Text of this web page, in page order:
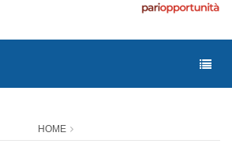
HOME